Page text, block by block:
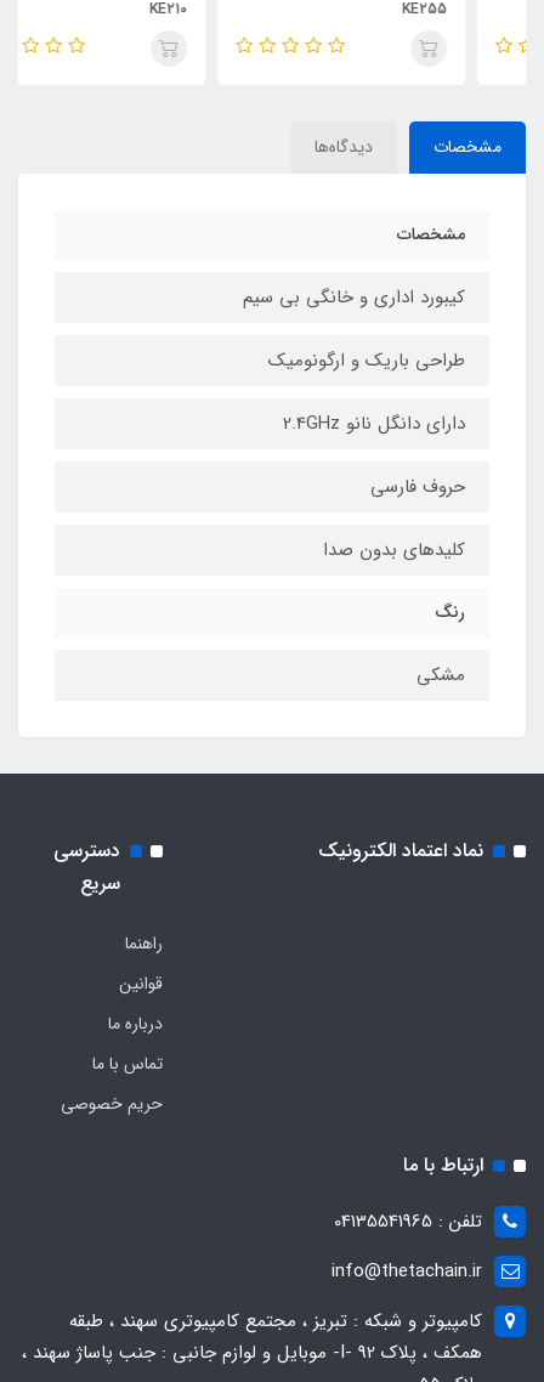
مشخصات دیدگاه‌ها
مشخصات
کیبورد اداری و خانگی بی سیم
طراحی باریک و ارگونومیک
دارای دانگل نانو 2.4GHz
حروف فارسی
کلیدهای بدون صدا
رنگ
مشکی
نماد اعتماد الکترونیک
دسترسی
سریع
راهنما
قوانین
درباره ما
تماس با ما
حریم خصوصی
ارتباط با ما
تلفن : 04135541965
info@thetachain.ir
کامپیوتر و شبکه : تبریز ، مجتمع کامپیوتری سهند ، طبقه
همکف ، پلاک 92 -I- موبایل و لوازم جانبی : جنب پاساژ سهند ،